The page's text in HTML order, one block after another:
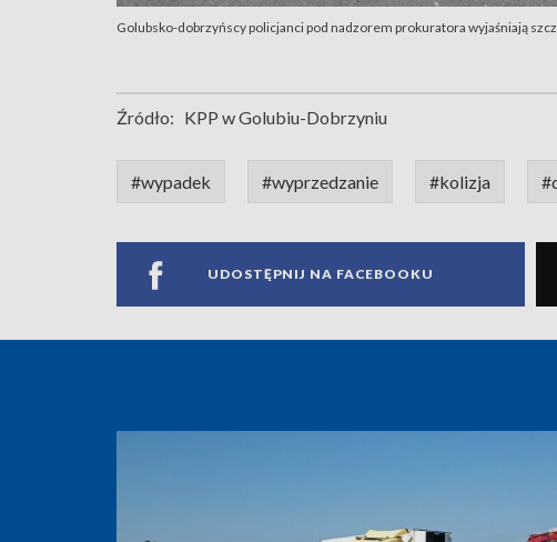
Golubsko-dobrzyńscy policjanci pod nadzorem prokuratora wyjaśniają
Źródło: KPP w Golubiu-Dobrzyniu
#wypadek #wyprzedzanie #kolizja
UDOSTĘPNIJ NA FACEBOOKU